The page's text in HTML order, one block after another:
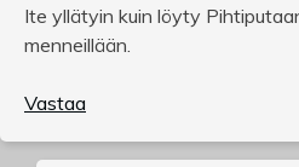
Ite yllätyin kuin löyty
menneillään.
Vastaa